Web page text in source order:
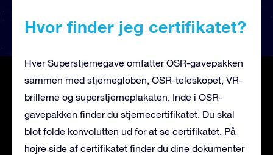
Hvor finder jeg certifikatet?
Hver Superstjernegave omfatter OSR-gavepakken
sammen med stjernegloben, OSR-teleskopet, VR-
brillerne og superstjerneplakaten. Inde i OSR-
gavepakken finder du stjernecertifikatet. Du skal
blot folde konvolutten ud for at se certifikatet. På
højre side af certifikatet finder du dine dokumenter